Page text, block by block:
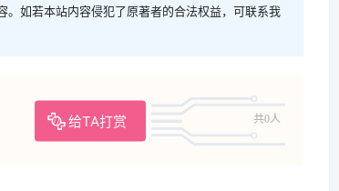
如若本站内容侵犯了原著者的合法权益，可联系我
给TA打赏 共0人